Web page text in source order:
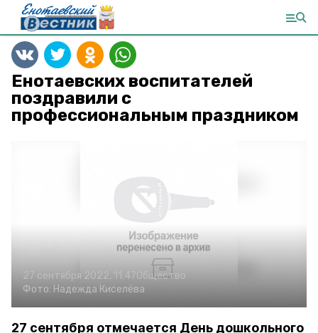
Енотаевских воспитателей
поздравили с
профессиональным праздником
27 сентября 2022, 11:47Общество
Фото: Надежда Киселёва
27 сентября отмечается День дошкольного